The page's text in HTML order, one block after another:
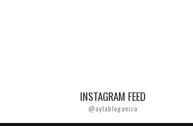
INSTAGRAM FEED
@aylablogueira